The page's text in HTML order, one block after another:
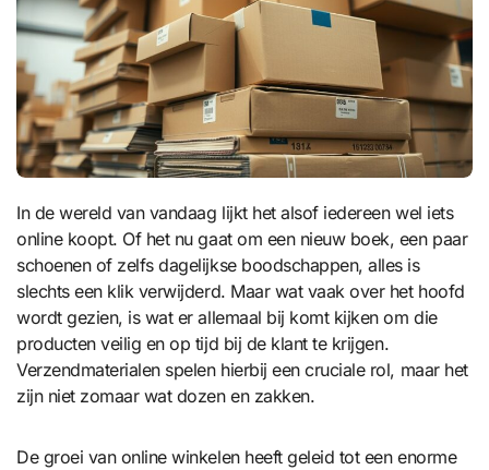
In de wereld van vandaag lijkt het alsof iedereen wel iets
online koopt. Of het nu gaat om een nieuw boek, een paar
schoenen of zelfs dagelijkse boodschappen, alles is
slechts een klik verwijderd. Maar wat vaak over het hoofd
wordt gezien, is wat er allemaal bij komt kijken om die
producten veilig en op tijd bij de klant te krijgen.
Verzendmaterialen spelen hierbij een cruciale rol, maar het
zijn niet zomaar wat dozen en zakken.
De groei van online winkelen heeft geleid tot een enorme